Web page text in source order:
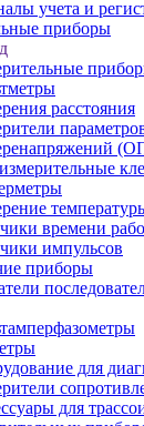
учета и
приборы
расстояния
времени
импульсов
приборы
для
для